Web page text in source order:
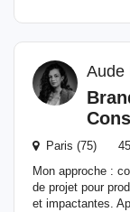
Aude
Paris (75)
Mon approche :
de projet pour
et impactantes.